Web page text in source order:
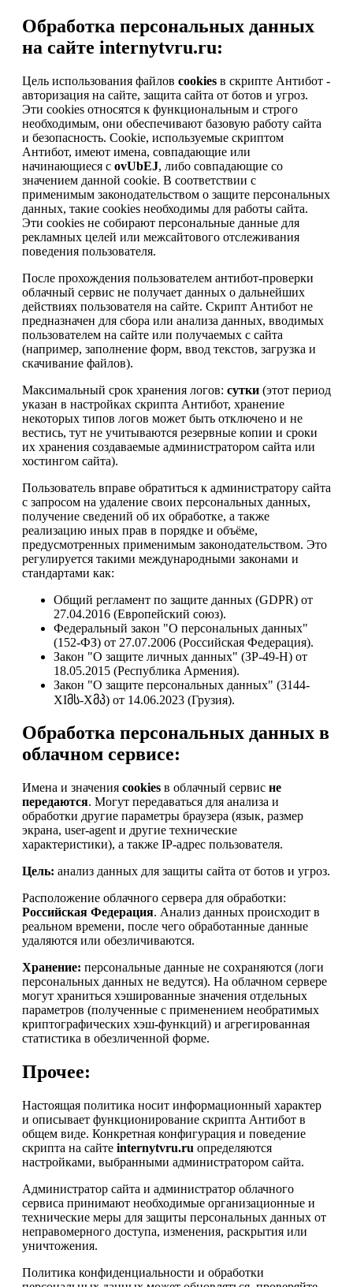
Обработка персональных данных
на сайте internytvru.ru:
Цель использования файлов cookies в скрипте Антибот -
авторизация на сайте, защита сайта от ботов и угроз.
Эти cookies относятся к функциональным и строго
необходимым, они обеспечивают базовую работу сайта
и безопасность. Cookie, используемые скриптом
Антибот, имеют имена, совпадающие или
начинающиеся с ovUbEJ, либо совпадающие со
значением данной cookie. В соответствии с
применимым законодательством о защите персональных
данных, такие cookies необходимы для работы сайта.
Эти cookies не собирают персональные данные для
рекламных целей или межсайтового отслеживания
поведения пользователя.
После прохождения пользователем антибот-проверки
облачный сервис не получает данных о дальнейших
действиях пользователя на сайте. Скрипт Антибот не
предназначен для сбора или анализа данных, вводимых
пользователем на сайте или получаемых с сайта
(например, заполнение форм, ввод текстов, загрузка и
скачивание файлов).
Максимальный срок хранения логов: сутки (этот период
указан в настройках скрипта Антибот, хранение
некоторых типов логов может быть отключено и не
вестись, тут не учитываются резервные копии и сроки
их хранения создаваемые администратором сайта или
хостингом сайта).
Пользователь вправе обратиться к администратору сайта
с запросом на удаление своих персональных данных,
получение сведений об их обработке, а также
реализацию иных прав в порядке и объёме,
предусмотренных применимым законодательством. Это
регулируется такими международными законами и
стандартами как:
Общий регламент по защите данных (GDPR) от
27.04.2016 (Европейский союз).
Федеральный закон "О персональных данных"
(152-ФЗ) от 27.07.2006 (Российская Федерация).
Закон "О защите личных данных" (ЗР-49-Н) от
18.05.2015 (Республика Армения).
Закон "О защите персональных данных" (3144-
XIმს-Xმპ) от 14.06.2023 (Грузия).
Обработка персональных данных в
облачном сервисе:
Имена и значения cookies в облачный сервис не
передаются. Могут передаваться для анализа и
обработки другие параметры браузера (язык, размер
экрана, user-agent и другие технические
характеристики), а также IP-адрес пользователя.
Цель: анализ данных для защиты сайта от ботов и угроз.
Расположение облачного сервера для обработки:
Российская Федерация. Анализ данных происходит в
реальном времени, после чего обработанные данные
удаляются или обезличиваются.
Хранение: персональные данные не сохраняются (логи
персональных данных не ведутся). На облачном сервере
могут храниться хэшированные значения отдельных
параметров (полученные с применением необратимых
криптографических хэш-функций) и агрегированная
статистика в обезличенной форме.
Прочее:
Настоящая политика носит информационный характер
и описывает функционирование скрипта Антибот в
общем виде. Конкретная конфигурация и поведение
скрипта на сайте internytvru.ru определяются
настройками, выбранными администратором сайта.
Администратор сайта и администратор облачного
сервиса принимают необходимые организационные и
технические меры для защиты персональных данных от
неправомерного доступа, изменения, раскрытия или
уничтожения.
Политика конфиденциальности и обработки